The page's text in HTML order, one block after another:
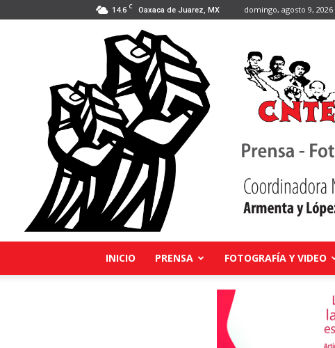
14.6 C Oaxaca de Juarez, MX domingo, agosto 9, 2026
INICIO PRENSA FOTOGRAFÍA Y VIDEO